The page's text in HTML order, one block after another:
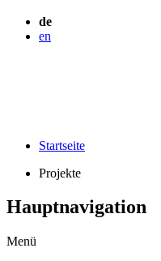
de
en
Startseite
Projekte
Hauptnavigation
Menü